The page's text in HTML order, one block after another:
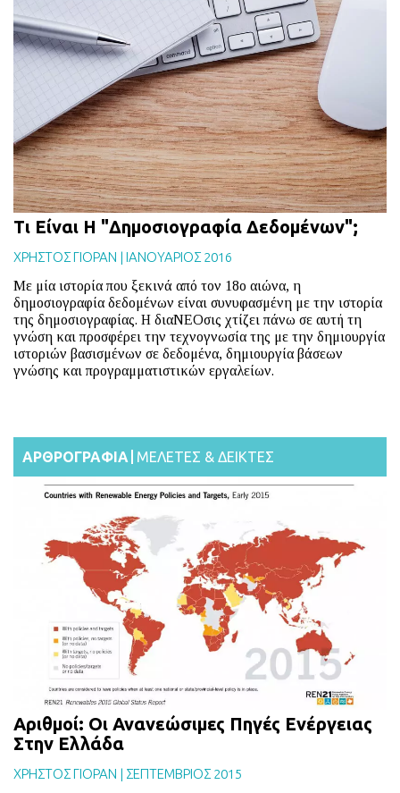
Τι Είναι Η "Δημοσιογραφία Δεδομένων";
ΧΡΗΣΤΟΣ ΓΙΟΡΑΝ | ΙΑΝΟΥΑΡΙΟΣ 2016
Με μία ιστορία που ξεκινά από τον 18ο αιώνα, η
δημοσιογραφία δεδομένων είναι συνυφασμένη με την ιστορία
της δημοσιογραφίας. Η διαΝΕΟσις χτίζει πάνω σε αυτή τη
γνώση και προσφέρει την τεχνογνωσία της με την δημιουργία
ιστοριών βασισμένων σε δεδομένα, δημιουργία βάσεων
γνώσης και προγραμματιστικών εργαλείων.
ΑΡΘΡΟΓΡΑΦΙΑ ΜΕΛΕΤΕΣ & ΔΕΙΚΤΕΣ
Αριθμοί: Οι Ανανεώσιμες Πηγές Ενέργειας
Στην Ελλάδα
ΧΡΗΣΤΟΣ ΓΙΟΡΑΝ | ΣΕΠΤΕΜΒΡΙΟΣ 2015